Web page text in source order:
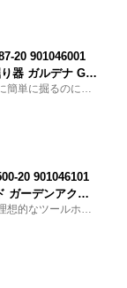
20 901046001
器 ガルデナ GA
簡単に掘るのに最
20 901046101
ガーデンアクセ
デナ GARDENA
想的なツールホル